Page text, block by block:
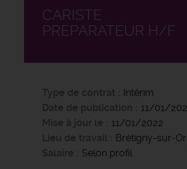
CARISTE
PREPARATEUR H/F
Type de contrat
Intérim
Date de publication
11/01/
Mise à jour le
11/01/2022
Lieu de travail
Brétigny-sur-
Salaire
Selon profil